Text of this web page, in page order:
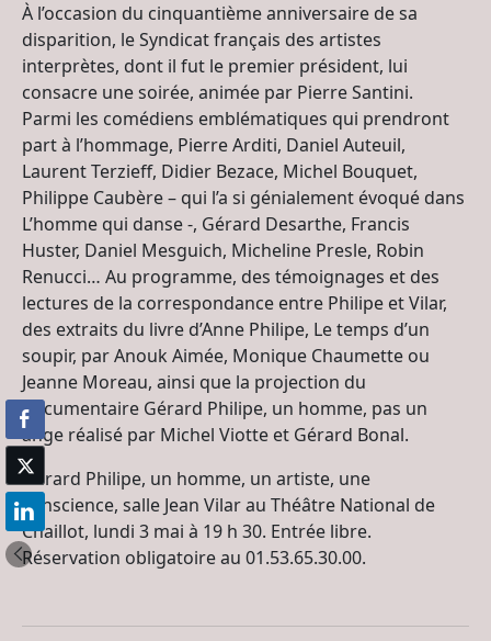
À l’occasion du cinquantième anniversaire de sa
disparition, le Syndicat français des artistes
interprètes, dont il fut le premier président, lui
consacre une soirée, animée par Pierre Santini.
Parmi les comédiens emblématiques qui prendront
part à l’hommage, Pierre Arditi, Daniel Auteuil,
Laurent Terzieff, Didier Bezace, Michel Bouquet,
Philippe Caubère – qui l’a si génialement évoqué dans
L’homme qui danse -, Gérard Desarthe, Francis
Huster, Daniel Mesguich, Micheline Presle, Robin
Renucci… Au programme, des témoignages et des
lectures de la correspondance entre Philipe et Vilar,
des extraits du livre d’Anne Philipe, Le temps d’un
soupir, par Anouk Aimée, Monique Chaumette ou
Jeanne Moreau, ainsi que la projection du
documentaire Gérard Philipe, un homme, pas un
ange réalisé par Michel Viotte et Gérard Bonal.
Gérard Philipe, un homme, un artiste, une
conscience, salle Jean Vilar au Théâtre National de
Chaillot, lundi 3 mai à 19 h 30. Entrée libre.
Réservation obligatoire au 01.53.65.30.00.